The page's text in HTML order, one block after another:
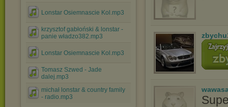
Lonstar Osiemnascie Kol.mp3
krzysztof gabłoński & lonstar -
panie władzo382.mp3
Lonstar Osiemnascie Kol.mp3
Tomasz Szwed - Jade
dalej.mp3
michał lonstar & country family
- radio.mp3